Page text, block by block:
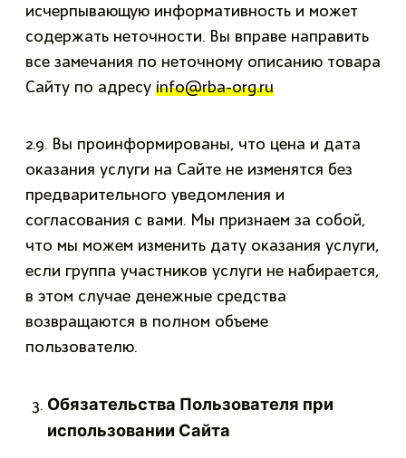
исчерпывающую информативность и может
содержать неточности. Вы вправе направить
все замечания по неточному описанию товара
Сайту по адресу info@rba-org.ru
2.9. Вы проинформированы, что цена и дата
оказания услуги на Сайте не изменятся без
предварительного уведомления и
согласования с вами. Мы признаем за собой,
что мы можем изменить дату оказания услуги,
если группа участников услуги не набирается,
в этом случае денежные средства
возвращаются в полном объеме
пользователю.
Обязательства Пользователя при
использовании Сайта